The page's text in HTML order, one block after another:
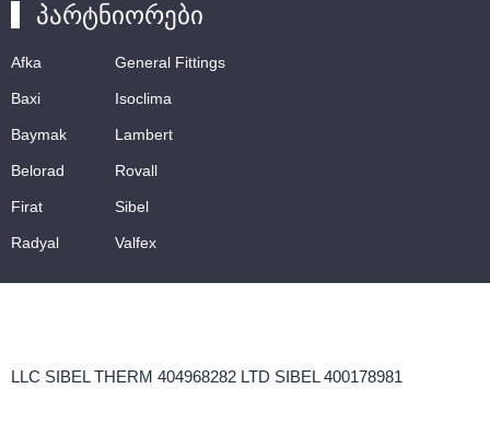
პარტნიორები
Afka
Baxi
Baymak
Belorad
Firat
Radyal
General Fittings
Isoclima
Lambert
Rovall
Sibel
Valfex
LLC SIBEL THERM 404968282 LTD SIBEL 400178981